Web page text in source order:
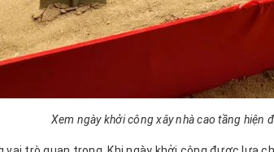
Xem ngày khởi công xây nhà cao tầng hiện